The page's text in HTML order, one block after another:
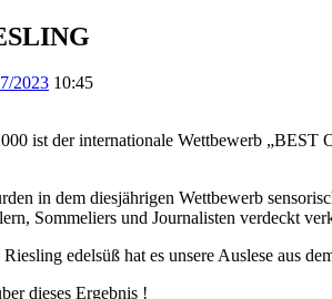
2023 10:45
ist der internationale Wettbewerb
in dem diesjährigen Wettbewerb
Sommeliers und Journalisten verdeckt
edelsüß hat es unsere Auslese aus
dieses Ergebnis !